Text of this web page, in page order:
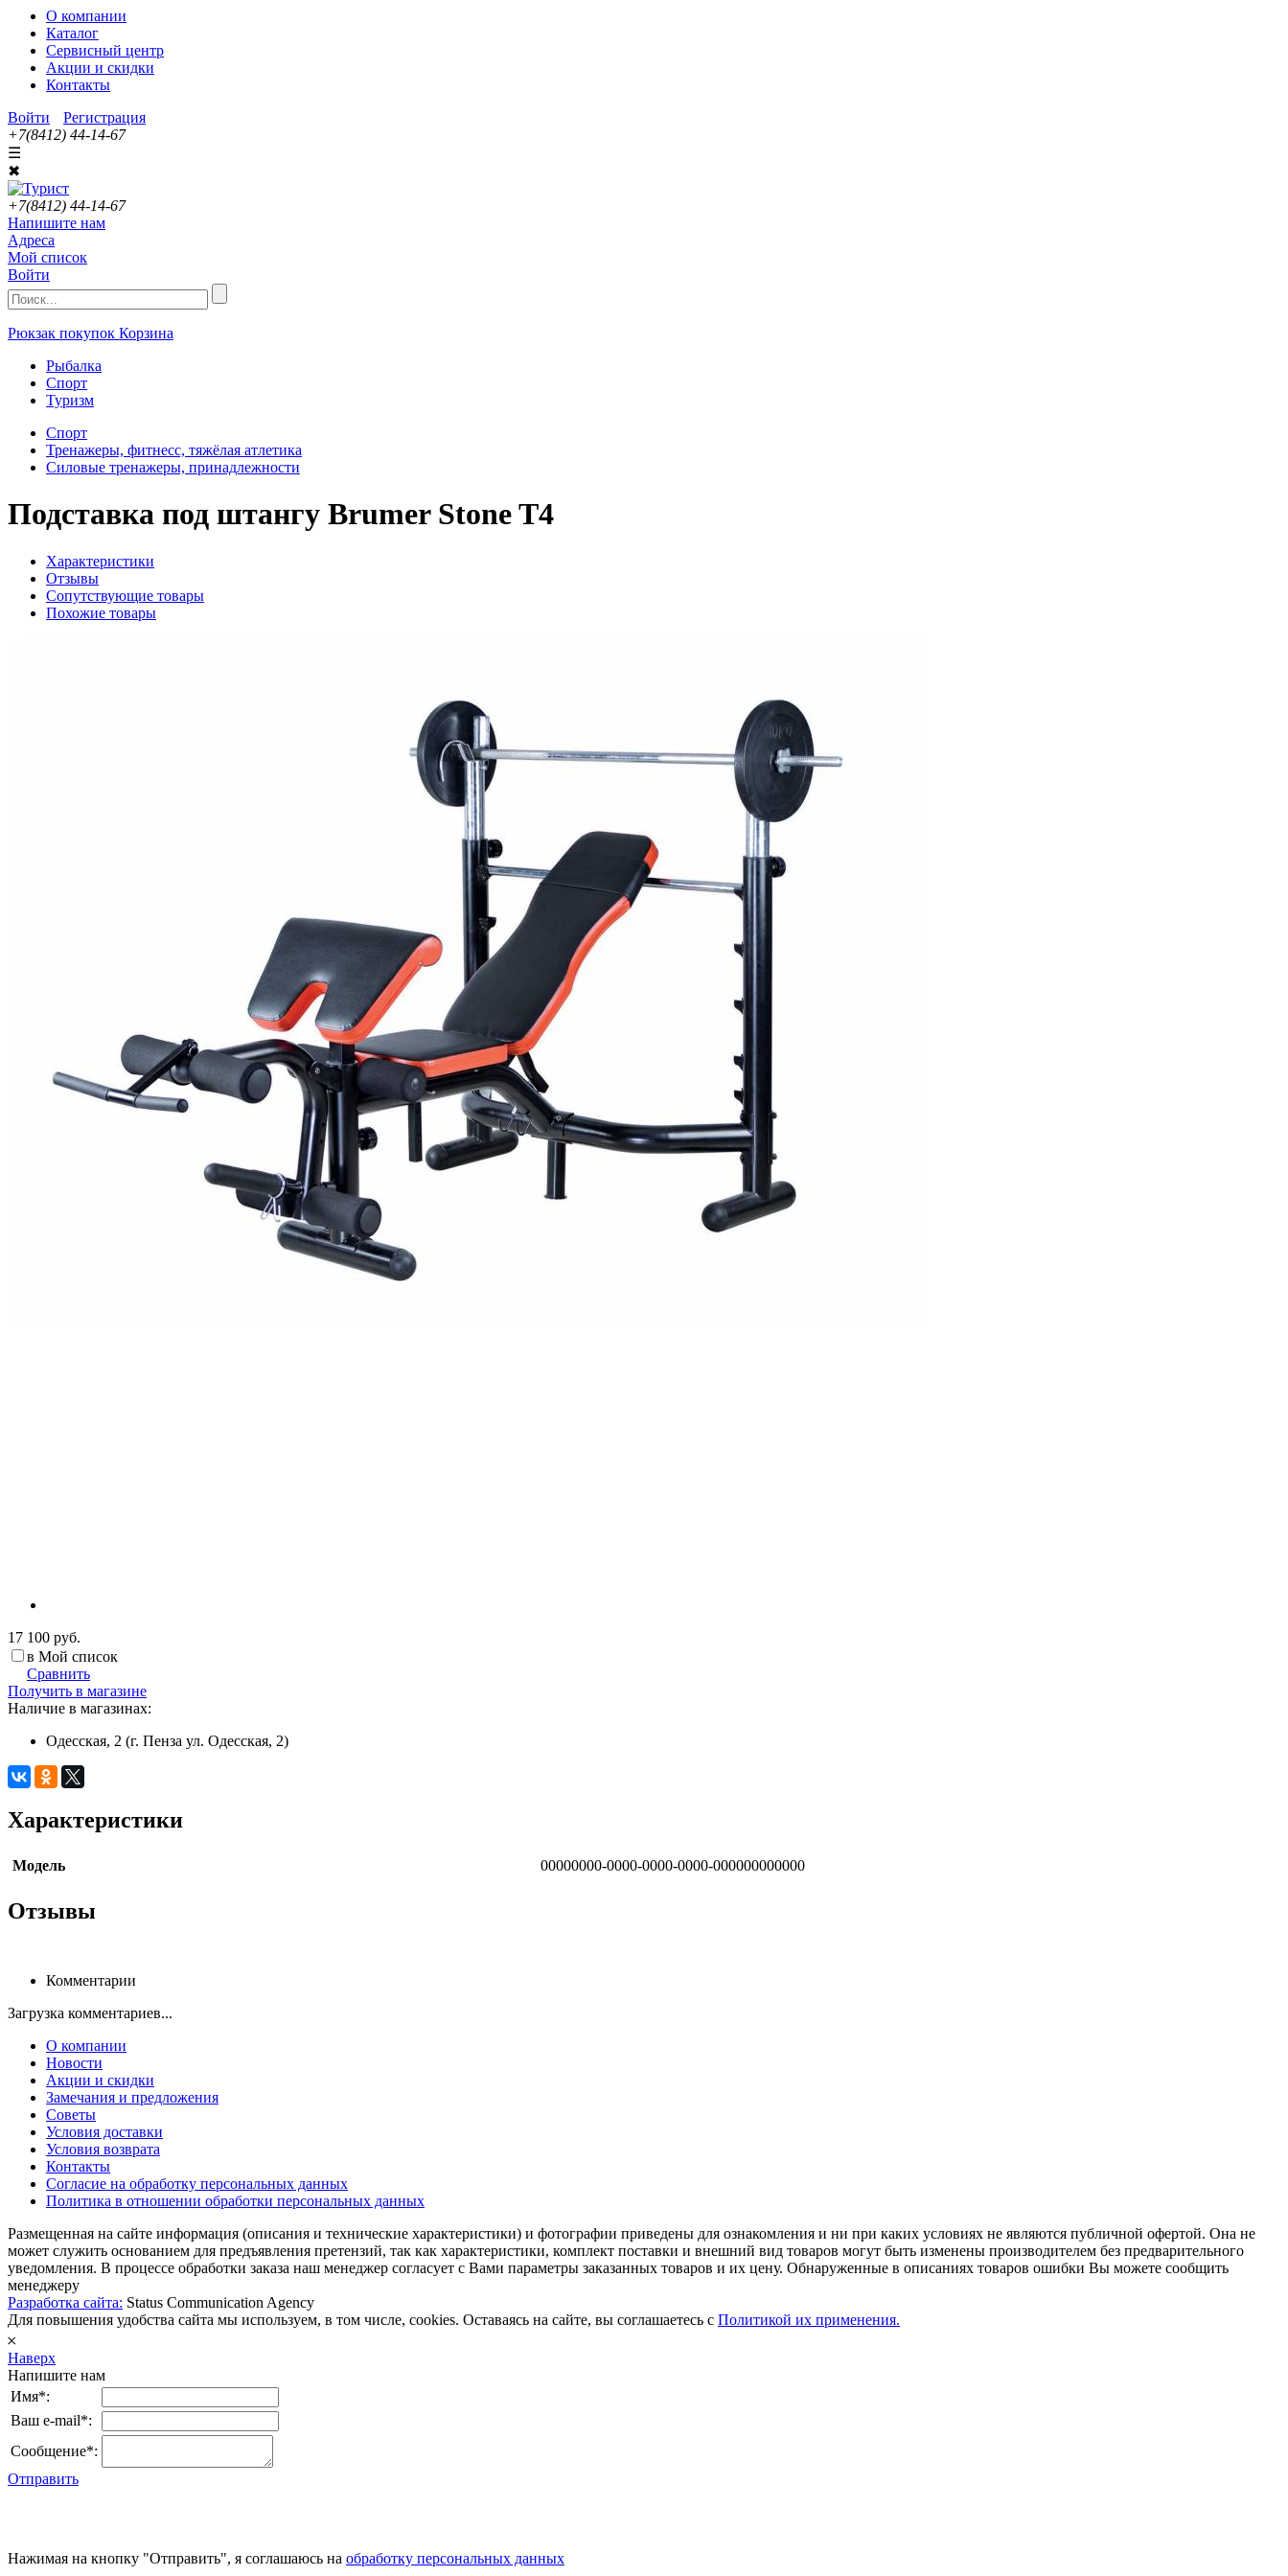
О компании
Каталог
Сервисный центр
Акции и скидки
Контакты
Войти
Регистрация
+7(8412) 44-14-67
☰
✖
+7(8412) 44-14-67
Напишите нам
Адреса
Мой список
Войти
Рюкзак покупок Корзина
Рыбалка
Спорт
Туризм
Спорт
Тренажеры, фитнесс, тяжёлая атлетика
Силовые тренажеры, принадлежности
Подставка под штангу Brumer Stone T4
Характеристики
Отзывы
Сопутствующие товары
Похожие товары
17 100 руб.
в Мой список
Сравнить
Получить в магазине
Наличие в магазинах:
Одесская, 2 (г. Пенза ул. Одесская, 2)
Характеристики
Модель 00000000-0000-0000-0000-000000000000
Отзывы
Комментарии
Загрузка комментариев...
О компании
Новости
Акции и скидки
Замечания и предложения
Советы
Условия доставки
Условия возврата
Контакты
Согласие на обработку персональных данных
Политика в отношении обработки персональных данных
Размещенная на сайте информация (описания и технические характеристики) и фотографии приведены для ознакомления и ни при каких условиях не являются публичной офертой. Она не
может служить основанием для предъявления претензий, так как характеристики, комплект поставки и внешний вид товаров могут быть изменены производителем без предварительного
уведомления. В процессе обработки заказа наш менеджер согласует с Вами параметры заказанных товаров и их цену. Обнаруженные в описаниях товаров ошибки Вы можете сообщить
менеджеру
Разработка сайта: Status Communication Agency
Для повышения удобства сайта мы используем, в том числе, cookies. Оставаясь на сайте, вы соглашаетесь с Политикой их применения.
𐄂
Наверх
Напишите нам
Имя*:
Ваш e-mail*:
Сообщение*:
Отправить
Нажимая на кнопку "Отправить", я соглашаюсь на обработку персональных данных